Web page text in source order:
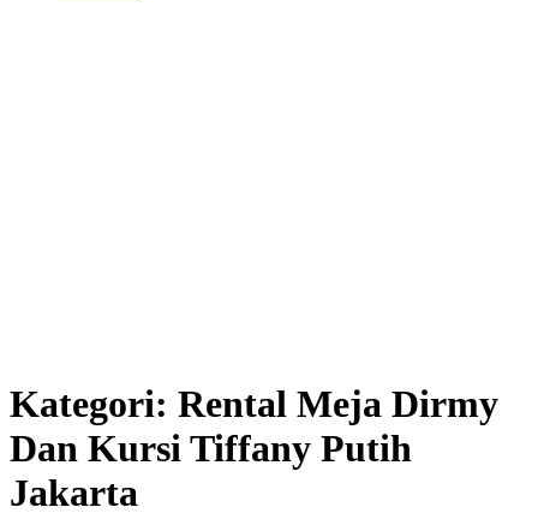
Kategori: Rental Meja Dirmy
Dan Kursi Tiffany Putih
Jakarta